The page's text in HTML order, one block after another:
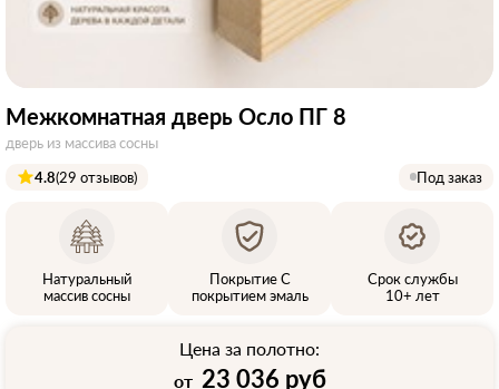
Межкомнатная дверь Осло ПГ 8
дверь из массива сосны
4.8(29 отзывов) Под заказ
Натуральный
массив сосны
Покрытие С
покрытием эмаль
Срок службы
10+ лет
Цена за полотно:
от 23 036 руб